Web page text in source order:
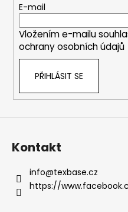
E-mail
Vložením e-mailu
ochrany osobních údajů
PŘIHLÁSIT SE
Kontakt
info@texbase.cz
https://